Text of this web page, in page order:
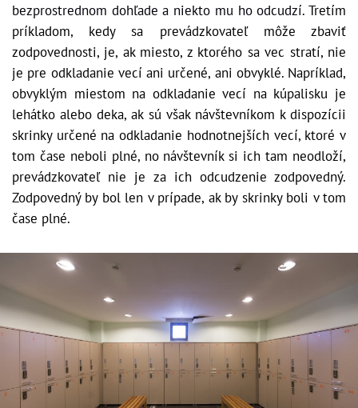
bezprostrednom dohľade a niekto mu ho odcudzí. Tretím
príkladom, kedy sa prevádzkovateľ môže zbaviť
zodpovednosti, je, ak miesto, z ktorého sa vec stratí, nie
je pre odkladanie vecí ani určené, ani obvyklé. Napríklad,
obvyklým miestom na odkladanie vecí na kúpalisku je
lehátko alebo deka, ak sú však návštevníkom k dispozícii
skrinky určené na odkladanie hodnotnejších vecí, ktoré v
tom čase neboli plné, no návštevník si ich tam neodloží,
prevádzkovateľ nie je za ich odcudzenie zodpovedný.
Zodpovedný by bol len v prípade, ak by skrinky boli v tom
čase plné.